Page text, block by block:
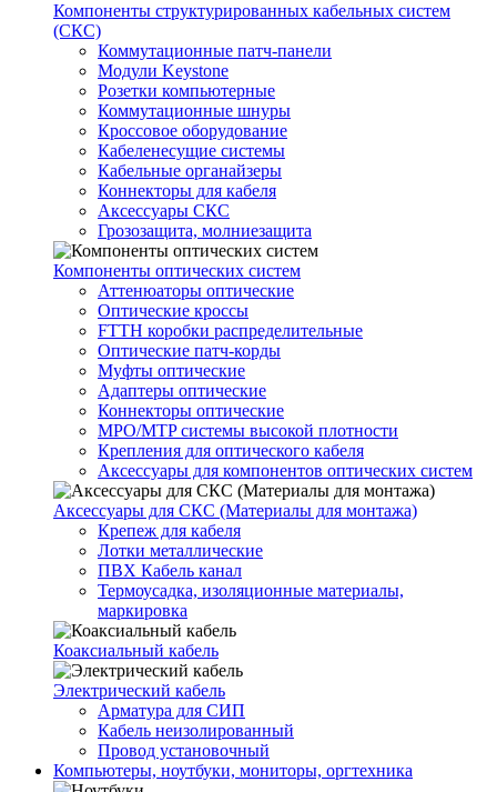
Компоненты структурированных кабельных систем
(СКС)
Коммутационные патч-панели
Модули Keystone
Розетки компьютерные
Коммутационные шнуры
Кроссовое оборудование
Кабеленесущие системы
Кабельные органайзеры
Коннекторы для кабеля
Аксессуары СКС
Грозозащита, молниезащита
Компоненты оптических систем
Аттенюаторы оптические
Оптические кроссы
FTTH коробки распределительные
Оптические патч-корды
Муфты оптические
Адаптеры оптические
Коннекторы оптические
MPO/MTP системы высокой плотности
Крепления для оптического кабеля
Аксессуары для компонентов оптических систем
Аксессуары для СКС (Материалы для монтажа)
Крепеж для кабеля
Лотки металлические
ПВХ Кабель канал
Термоусадка, изоляционные материалы,
маркировка
Коаксиальный кабель
Электрический кабель
Арматура для СИП
Кабель неизолированный
Провод установочный
Компьютеры, ноутбуки, мониторы, оргтехника